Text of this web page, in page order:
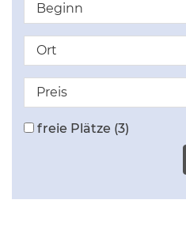
Beginn
Ort
Preis
freie Plätze (3)